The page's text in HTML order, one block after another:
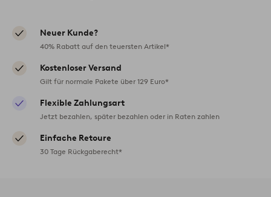
Neuer Kunde?
40% Rabatt auf den teuersten Artikel*
Kostenloser Versand
Gilt für normale Pakete über 129 Euro*
Flexible Zahlungsart
Jetzt bezahlen, später bezahlen oder in Raten zahlen
Einfache Retoure
30 Tage Rückgaberecht*